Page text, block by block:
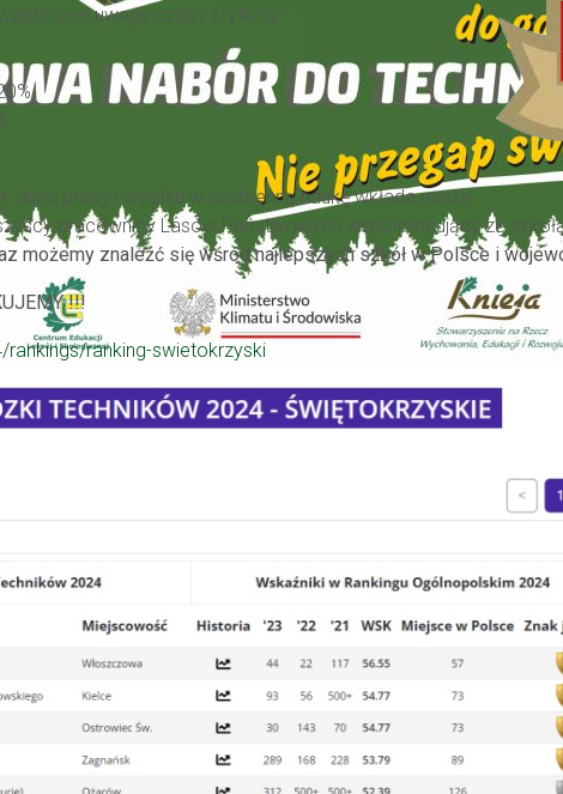
pod uwagę cztery kryteria:
dużo pracy i wysiłku w codzienną naukę wkłada nasza
pracownicy Lasów Państwowych współpracujący ze
możemy znaleźć się wśród najlepszych szkół w Polsce i
!!!
ranking-swietokrzyski